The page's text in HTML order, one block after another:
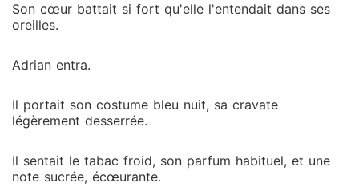
Son cœur battait si fort qu'elle l'entendait dans ses
oreilles.
Adrian entra.
Il portait son costume bleu nuit, sa cravate
légèrement desserrée.
Il sentait le tabac froid, son parfum habituel, et une
note sucrée, écœurante.